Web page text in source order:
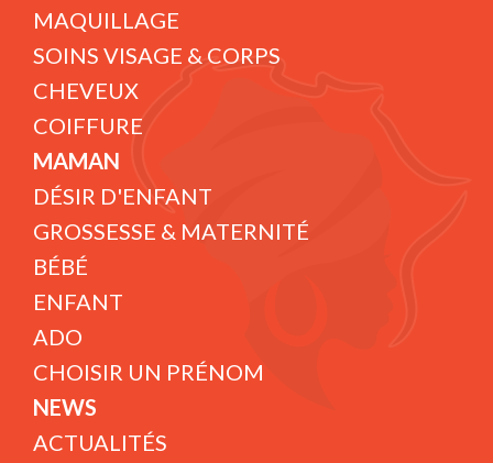
MAQUILLAGE
SOINS VISAGE & CORPS
CHEVEUX
COIFFURE
MAMAN
DÉSIR D'ENFANT
GROSSESSE & MATERNITÉ
BÉBÉ
ENFANT
ADO
CHOISIR UN PRÉNOM
NEWS
ACTUALITÉS